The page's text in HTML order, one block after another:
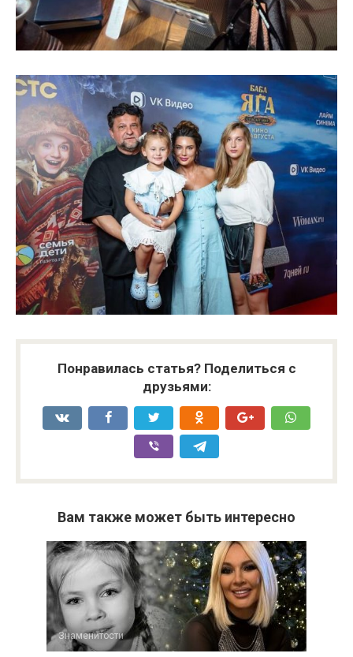
Понравилась статья? Поделиться с
друзьями:
Вам также может быть интересно
Знаменитости